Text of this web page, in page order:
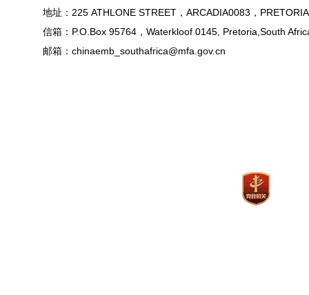
地址：225 ATHLONE STREET，ARCADIA0083，
信箱：P.O.Box 95764，Waterkloof 0145, Pretoria,South
邮箱：chinaemb_southafrica@mfa.gov.cn